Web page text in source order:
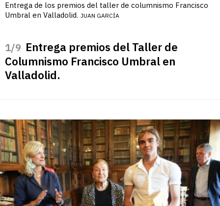
Entrega de los premios del taller de columnismo Francisco
Umbral en Valladolid. JUAN GARCÍA
/9 Entrega premios del Taller de
Columnismo Francisco Umbral en
Valladolid.